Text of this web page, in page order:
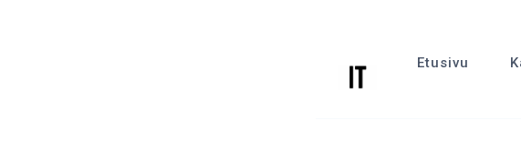
sisältöön
Etusivu